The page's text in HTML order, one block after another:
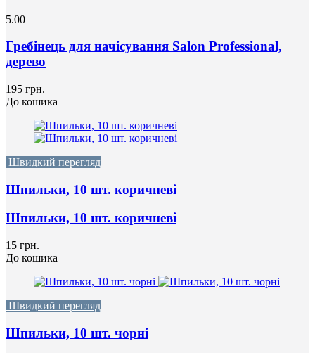
5.00
Гребінець для начісування Salon Professional,
дерево
195 грн.
До кошика
Швидкий перегляд
Шпильки, 10 шт. коричневі
Шпильки, 10 шт. коричневі
15 грн.
До кошика
Швидкий перегляд
Шпильки, 10 шт. чорні